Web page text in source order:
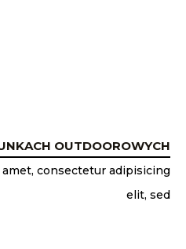
OUTDOOROWYCH
consectetur adipisicing
elit, sed